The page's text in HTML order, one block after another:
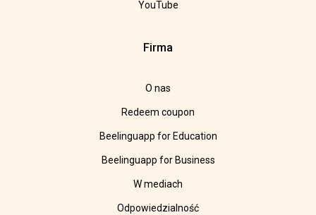
YouTube
Firma
O nas
Redeem coupon
Beelinguapp for Education
Beelinguapp for Business
W mediach
Odpowiedzialność